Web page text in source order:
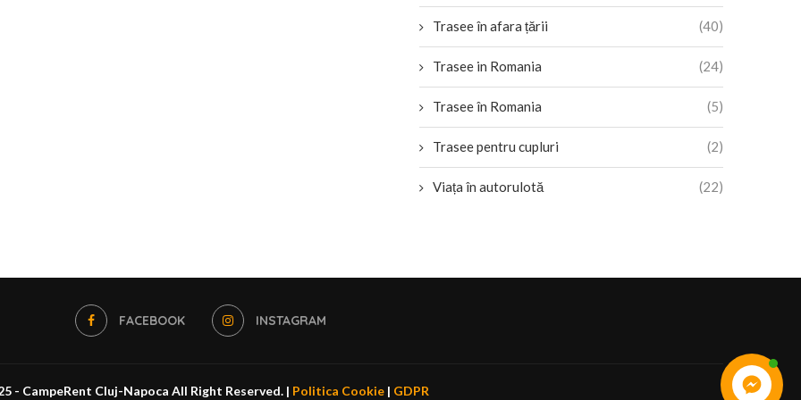
Trasee în afara țării (40)
Trasee in Romania (24)
Trasee în Romania (5)
Trasee pentru cupluri (2)
Viața în autorulotă (22)
FACEBOOK INSTAGRAM
- CampeRent Cluj-Napoca All Right Reserved. | Politica Cookie | GDPR